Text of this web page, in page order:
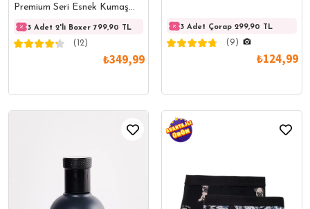
Premium Seri Esnek Kumaş
Boxer
3 Adet 2'li Boxer 799,90 TL 3 Adet 2'li Boxer 799,90 TL
(12)
₺349,99
3 Adet Çorap 299,90 TL
(9)
₺124,99